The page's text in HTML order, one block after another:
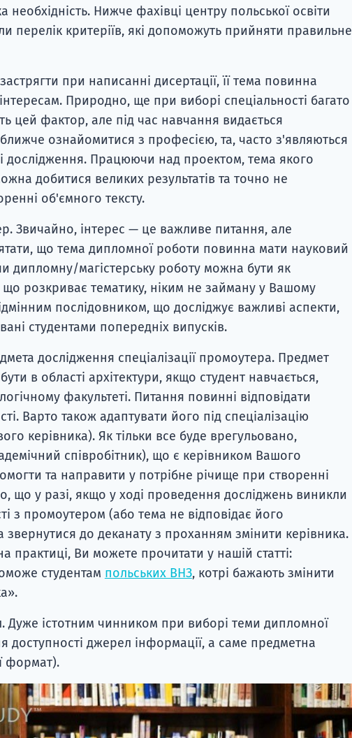
Нижче фахівці центру польської освіти
перелік критеріїв, які допоможуть прийняти правильне
при написанні дисертації, її тема повинна
Природно, ще при виборі спеціальності багато
цей фактор, але під час навчання видається
ознайомитися з професією, та, часто з'являються
дослідження. Працюючи над проектом, тема якого
добитися великих результатів та точно не
об'ємного тексту.
Звичайно, інтерес — це важливе питання, але
що тема дипломної роботи повинна мати науковий
дипломну/магістерську роботу можна бути як
розкриває тематику, ніким не займану у Вашому
послідовником, що досліджує важливі аспекти,
студентами попередніх випусків.
дослідження спеціалізації промоутера. Предмет
в області архітектури, якщо студент навчається,
факультеті. Питання повинні відповідати
Варто також адаптувати його під спеціалізацію
керівника). Як тільки все буде врегульовано,
співробітник), що є керівником Вашого
та направити у потрібне річище при створенні
що у разі, якщо у ході проведення досліджень виникли
з промоутером (або тема не відповідає його
звернутися до деканату з проханням змінити керівника.
практиці, Ви можете прочитати у нашій статті:
студентам польських ВНЗ, котрі бажають змінити
Дуже істотним чинником при виборі теми дипломної
доступності джерел інформації, а саме предметна
формат).